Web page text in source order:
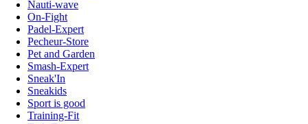
Nauti-wave
On-Fight
Padel-Expert
Pecheur-Store
Pet and Garden
Smash-Expert
Sneak'In
Sneakids
Sport is good
Training-Fit